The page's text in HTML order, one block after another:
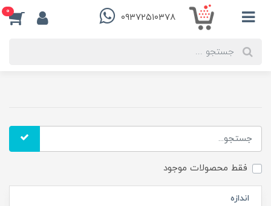
۰۹۳۷۲۵۱۰۳۷۸
0
فقط محصولات موجود
اندازه